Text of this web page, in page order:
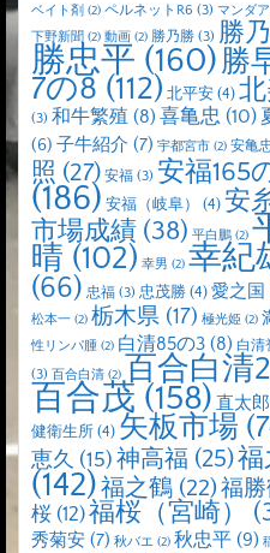
ベイト剤 (2) ペルネットR6 (3) マンダ
下野新聞 (2) 動画 (2) 勝乃勝 (3) 勝
勝忠平 (160)勝
7の8 (112) 北平安 (4)
(3) 和牛繁殖 (8) 喜亀忠 (10)
(6) 子牛紹介 (7) 宇都宮市 (2) 安亀
照 (27) 安福 (3) 安福165
(186) 安福（岐阜） (4) 安
市場成績 (38) 平白鵬 (2)
晴 (102) 幸男 (2) 幸紀
(66) 忠福 (3) 忠茂勝 (4) 愛之国
松本一 (2) 栃木県 (17) 極光姫 (2)
性リンパ腫 (2) 白清85の3 (8) 白清
(3) 百合白清 (2) 百合白清2
百合茂 (158) 直太郎
健衛生所 (4) 矢板市場
恵久 (15) 神高福 (25)福
(142)福之鶴 (22)福
桜 (12)福桜（宮崎）
秀菊安 (7) 秋バエ (2) 秋忠平 (9)